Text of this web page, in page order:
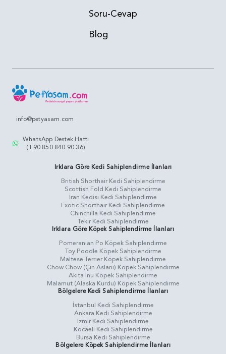
Soru-Cevap
Blog
info@petyasam.com
WhatsApp Destek Hattı
(+90 850 840 90 36)
Irklara Göre Kedi Sahiplendirme İlanları
British Shorthair Kedi Sahiplendirme
Scottish Fold Kedi Sahiplendirme
İran Kedisi Kedi Sahiplendirme
Exotic Shorthair Kedi Sahiplendirme
Chinchilla Kedi Sahiplendirme
Tekir Kedi Sahiplendirme
Irklara Göre Köpek Sahiplendirme İlanları
Pomeranian Po Köpek Sahiplendirme
Toy Poodle Köpek Sahiplendirme
Maltese Terrier Köpek Sahiplendirme
Chow Chow (Çin Aslanı) Köpek Sahiplendirme
Akita Inu Köpek Sahiplendirme
Malamut (Alaska Kurdu) Köpek Sahiplendirme
Bölgelere Kedi Sahiplendirme İlanları
İstanbul Kedi Sahiplendirme
Ankara Kedi Sahiplendirme
İzmir Kedi Sahiplendirme
Kocaeli Kedi Sahiplendirme
Bursa Kedi Sahiplendirme
Bölgelere Köpek Sahiplendirme İlanları